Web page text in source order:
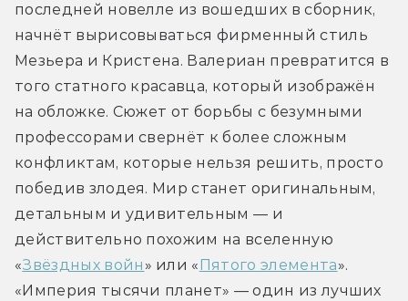
последней новелле из вошедших в сборник,
начнёт вырисовываться фирменный стиль
Мезьера и Кристена. Валериан превратится в
того статного красавца, который изображён
на обложке. Сюжет от борьбы с безумными
профессорами свернёт к более сложным
конфликтам, которые нельзя решить, просто
победив злодея. Мир станет оригинальным,
детальным и удивительным — и
действительно похожим на вселенную
«Звёздных войн » или « Пятого элемента».
«Империя тысячи планет» — один из лучших